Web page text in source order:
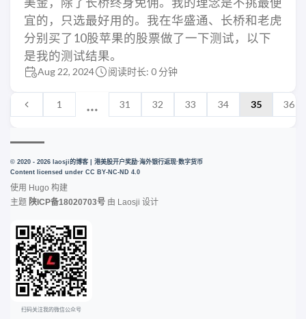
宜的，只选最好用的。我在华盛通、长桥和老虎
分别买了10股苹果的股票做了一下测试，以下
是我的测试结果。
Aug 22, 2024 阅读时长: 0 分钟
1 31 32 33 34 35 36
© 2020 - 2026 laosji的博客 | 港美股开户奖励·海外银行返现·数字货币
Content licensed under CC BY-NC-ND 4.0
使用 Hugo 构建
主题 陕ICP备18020703号 由 Laosji 设计
扫码关注我的微信公众号